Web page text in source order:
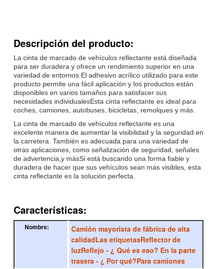
Descripción del producto:
La cinta de marcado de vehículos reflectante está diseñada
para ser duradera y ofrece un rendimiento superior en una
variedad de entornos.El adhesivo acrílico utilizado para este
producto permite una fácil aplicación y los productos están
disponibles en varios tamaños para satisfacer sus
necesidades individualesEsta cinta reflectante es ideal para
coches, camiones, autobuses, bicicletas, remolques y más.
La cinta de marcado de vehículos reflectante es una
excelente manera de aumentar la visibilidad y la seguridad en
la carretera. También es adecuada para una variedad de
otras aplicaciones, como señalización de seguridad, señales
de advertencia,y másSi está buscando una forma fiable y
duradera de hacer que sus vehículos sean más visibles, esta
cinta reflectante es la solución perfecta.
Características:
Nombre:
Camión mayorista de fábrica de alta
calidadLas etiquetasReflector de
luzReflejo - ¿ Qué es eso? En la parte
trasera - ¿ Por qué?Para camiones